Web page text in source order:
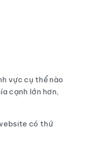
vực cụ thể nào
cạnh lớn hơn,
có thứ